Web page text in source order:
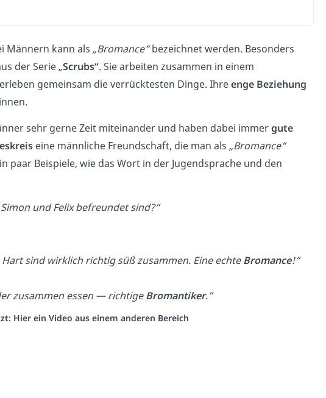
Männern kann als „Bromance“bezeichnet werden. Besonders
der Serie „Scrubs“. Sie arbeiten zusammen in einem
gemeinsam die verrücktesten Dinge. Ihreenge Beziehung
sehr gerne Zeit miteinander und haben dabei immergute
eine männliche Freundschaft, die man als „Bromance“
paar Beispiele, wie das Wort in der Jugendsprache und den
und Felix befreundet sind?“
Hart sind wirklich richtig süß zusammen. Eine echteBromance!“
zusammen essen — richtigeBromantiker.”
Hier ein Video aus einem anderen Bereich